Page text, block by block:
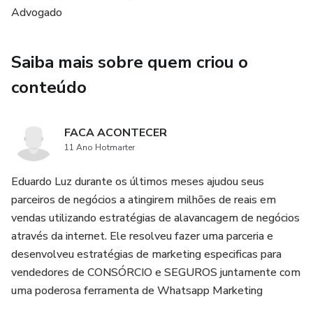
e resultado, em qualquer hipótese. Ao adquiri-lo, o
antes mesmo da conclusão da compra."
Advogado
Saiba mais sobre quem criou o
conteúdo
FACA ACONTECER
11 Ano Hotmarter
Eduardo Luz durante os últimos meses ajudou seus
parceiros de negócios a atingirem milhões de reais em
vendas utilizando estratégias de alavancagem de negócios
através da internet. Ele resolveu fazer uma parceria e
desenvolveu estratégias de marketing especificas para
vendedores de CONSÓRCIO e SEGUROS juntamente com
uma poderosa ferramenta de Whatsapp Marketing